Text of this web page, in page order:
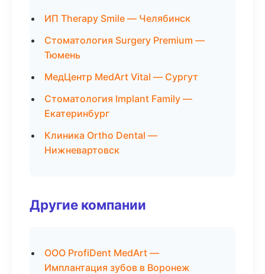
ИП Therapy Smile — Челябинск
Стоматология Surgery Premium —
Тюмень
МедЦентр MedArt Vital — Сургут
Стоматология Implant Family —
Екатеринбург
Клиника Ortho Dental —
Нижневартовск
Другие компании
ООО ProfiDent MedArt —
Имплантация зубов в Воронеж